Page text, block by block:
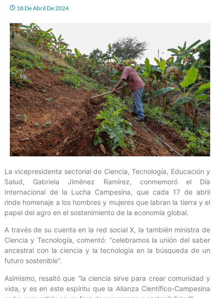
18 De Abril De 2024
La vicepresidenta sectorial de Ciencia, Tecnología, Educación y
Salud, Gabriela Jiménez Ramírez, conmemoró el Día
Internacional de la Lucha Campesina, que cada 17 de abril
rinde homenaje a los hombres y mujeres que labran la tierra y el
papel del agro en el sostenimiento de la economía global.
A través de su cuenta en la red social X, la también ministra de
Ciencia y Tecnología, comentó: “celebramos la unión del saber
ancestral con la ciencia y la tecnología en la búsqueda de un
futuro sostenible”.
Asimismo, resaltó que “la ciencia sirve para crear comunidad y
vida, y es en este espíritu que la Alianza Científico-Campesina